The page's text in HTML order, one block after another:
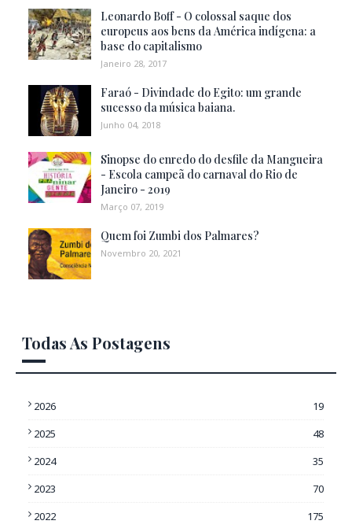
Leonardo Boff - O colossal saque dos
europeus aos bens da América indígena: a
base do capitalismo
Janeiro 28, 2017
Faraó - Divindade do Egito: um grande
sucesso da música baiana.
Junho 04, 2018
Sinopse do enredo do desfile da Mangueira
- Escola campeã do carnaval do Rio de
Janeiro - 2019
Março 07, 2019
Quem foi Zumbi dos Palmares?
Novembro 20, 2021
Todas As Postagens
2026
19
2025
48
2024
35
2023
70
2022
175